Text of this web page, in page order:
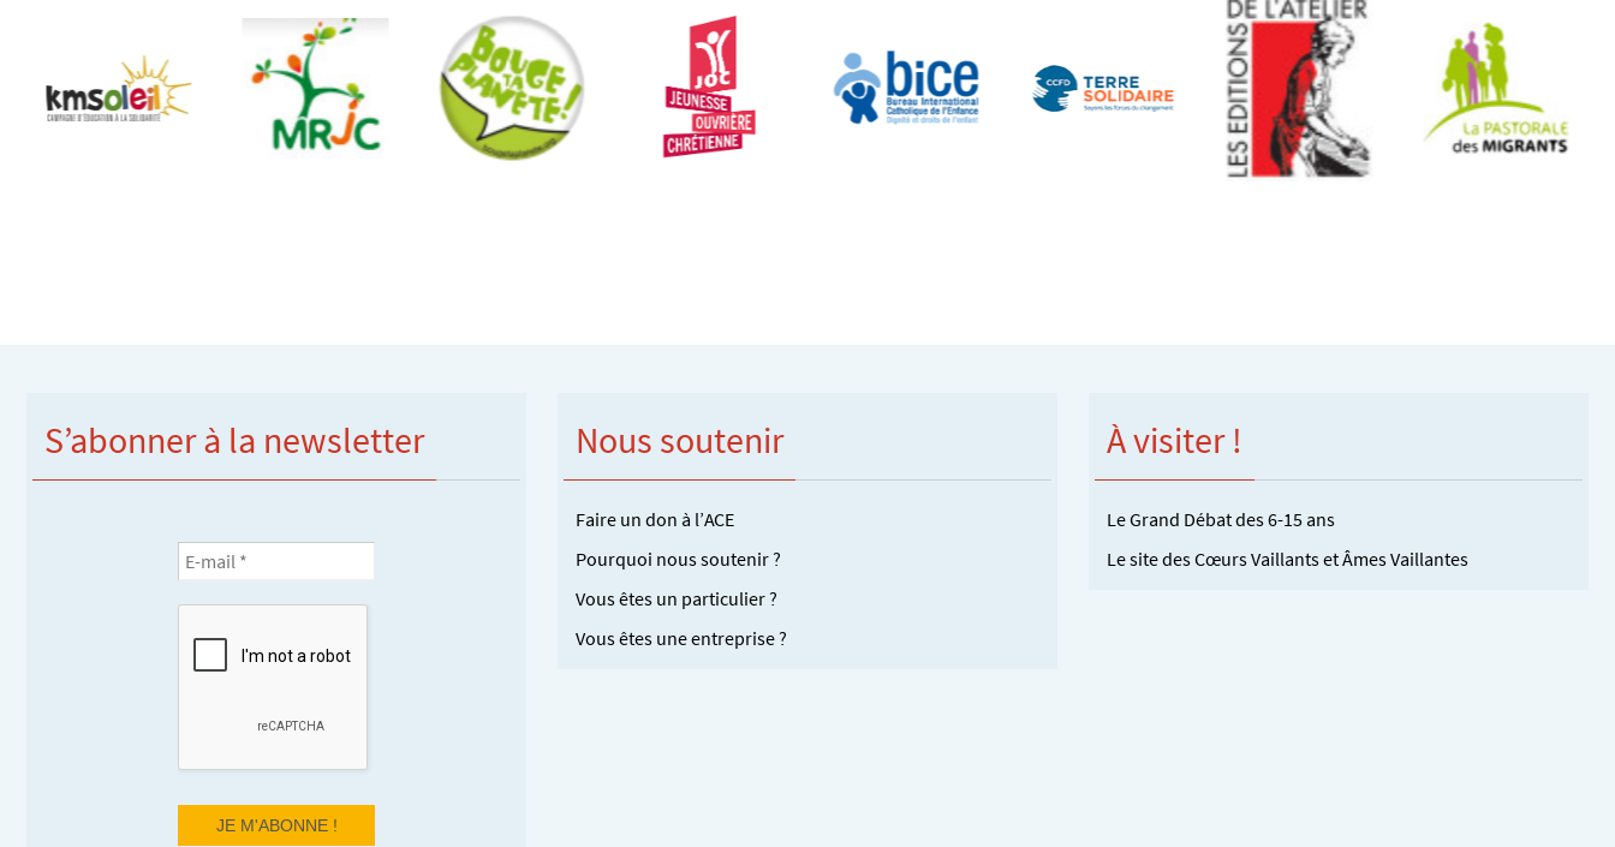
S’abonner à la newsletter Nous soutenir
Faire un don à l’ACE
Pourquoi nous soutenir ?
Vous êtes un particulier ?
Vous êtes une entreprise ?
À visiter !
Le Grand Débat des 6-15 ans
Le site des Cœurs Vaillants et Âmes Vaillantes